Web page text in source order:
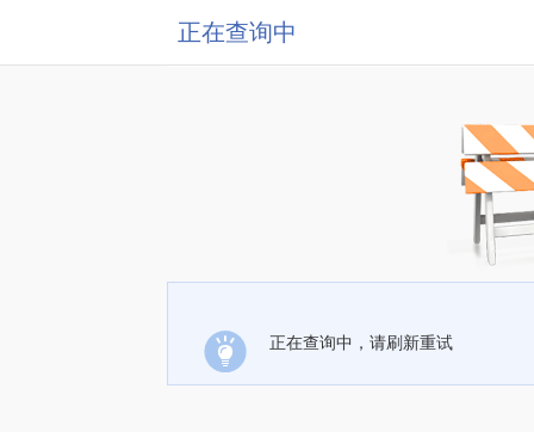
正在查询中
正在查询中，请刷新重试